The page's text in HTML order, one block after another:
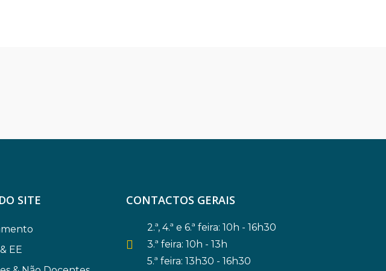
SITE
EE
CONTACTOS GERAIS
2.ª, 4.ª e 6.ª feira: 10h - 16h30
3.ª feira: 10h - 13h
5.ª feira: 13h30 - 16h30